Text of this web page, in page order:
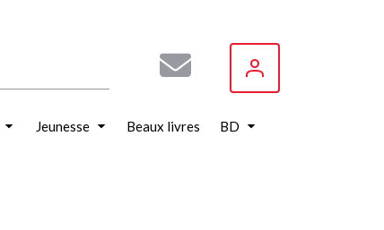
Jeunesse Beaux livres BD